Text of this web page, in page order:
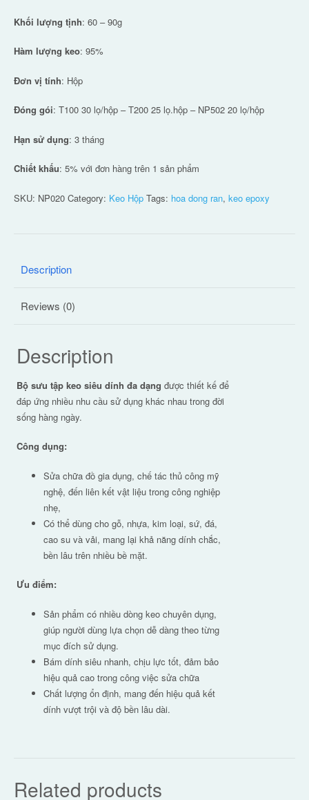
Khối lượng tịnh: 60 – 90g
Hàm lượng keo: 95%
Đơn vị tính: Hộp
Đóng gói: T100 30 lọ/hộp – T200 25 lọ.hộp – NP502 20 lọ/hộp
Hạn sử dụng: 3 tháng
Chiết khấu: 5% với đơn hàng trên 1 sản phẩm
SKU: NP020 Category: Keo Hộp Tags: hoa dong ran, keo epoxy
Description
Reviews (0)
Description
Bộ sưu tập keo siêu dính đa dạng được thiết kế để
đáp ứng nhiều nhu cầu sử dụng khác nhau trong đời
sống hàng ngày.
Công dụng:
Sửa chữa đồ gia dụng, chế tác thủ công mỹ
nghệ, đến liên kết vật liệu trong công nghiệp
nhẹ,
Có thể dùng cho gỗ, nhựa, kim loại, sứ, đá,
cao su và vải, mang lại khả năng dính chắc,
bền lâu trên nhiều bề mặt.
Ưu điểm:
Sản phẩm có nhiều dòng keo chuyên dụng,
giúp người dùng lựa chọn dễ dàng theo từng
mục đích sử dụng.
Bám dính siêu nhanh, chịu lực tốt, đảm bảo
hiệu quả cao trong công việc sửa chữa
Chất lượng ổn định, mang đến hiệu quả kết
dính vượt trội và độ bền lâu dài.
Related products